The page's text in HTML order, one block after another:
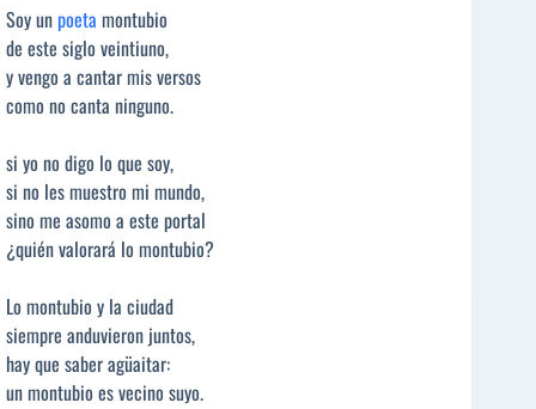
Soy unpoeta montubio
de este siglo veintiuno,
y vengo a cantar mis versos
como no canta ninguno.
si yo no digo lo que soy,
si no les muestro mi mundo,
sino me asomo a este portal
¿quién valorará lo montubio?
Lo montubio y la ciudad
siempre anduvieron juntos,
hay que saber agüaitar:
un montubio es vecino suyo.